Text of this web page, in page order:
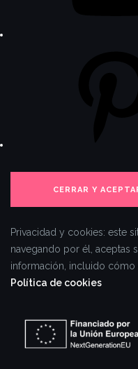
Privacidad y cookies: este
navegando por él, aceptas
información, incluido cómo
Política de cookies